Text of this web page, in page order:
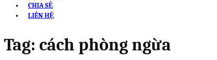
CHIA SẺ
LIÊN HỆ
Tag: cách phòng ngừa